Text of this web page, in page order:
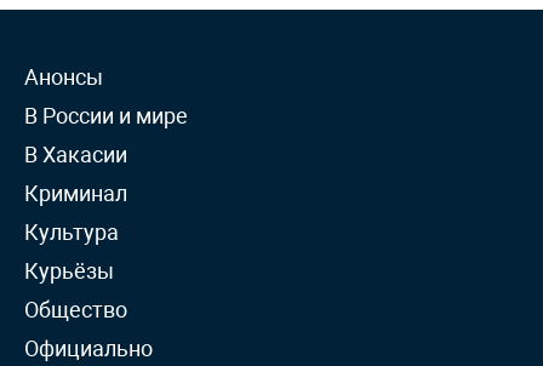
Анонсы
В России и мире
В Хакасии
Криминал
Культура
Курьёзы
Общество
Официально